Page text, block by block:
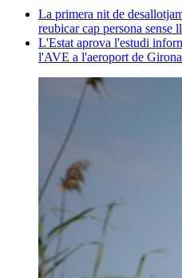
La primera nit de
reubicar cap persona sense
L'Estat aprova l'estudi
l'AVE a l'aeroport de Girona